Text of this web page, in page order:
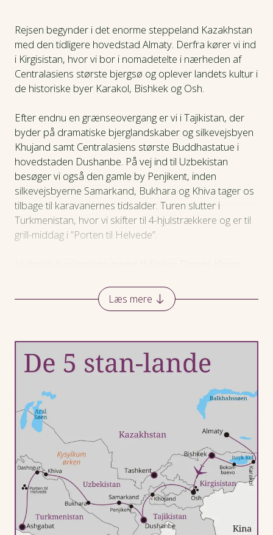
Afrejsedatoer
Prisinfo
Dagsprogram
Hotel
Praktiske oplysninger
Rejsen begynder i det enorme steppeland Kazakhstan
med den tidligere hovedstad Almaty. Derfra kører vi ind
i Kirgisistan, hvor vi bor i nomadetelte i nærheden af
Centralasiens største bjergsø og oplever landets kultur i
de historiske byer Karakol, Bishkek og Osh.
Efter endnu en grænseovergang er vi i Tajikistan, der
byder på dramatiske bjerglandskaber og silkevejsbyen
Khujand samt Centralasiens største Buddhastatue i
hovedstaden Dushanbe. På vej ind til Uzbekistan
besøger vi også den gamle by Penjikent, inden
silkevejsbyerne Samarkand, Bukhara og Khiva tager os
tilbage til karavanernes tidsalder. Turen slutter i
Turkmenistan, hvor vi skifter til 4-hjulstrækkere og er til
grill-middag i ”Porten til Helvede”.
Timur Lenks storhedstid. Sovjetunionens erobring af
området i 1920'erne medførte, at alle 5 nuværende
denne gang med asfalt, som vil forbinde Europa og
Asien og gå gennem netop Stan-landene.
Læs mere